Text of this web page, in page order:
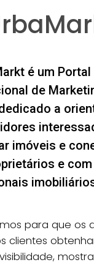
é um Portal
de
a
imóveis e
e com
para que os
clientes